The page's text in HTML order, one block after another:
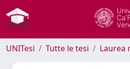
UNITesi Tutte le tesi Laurea